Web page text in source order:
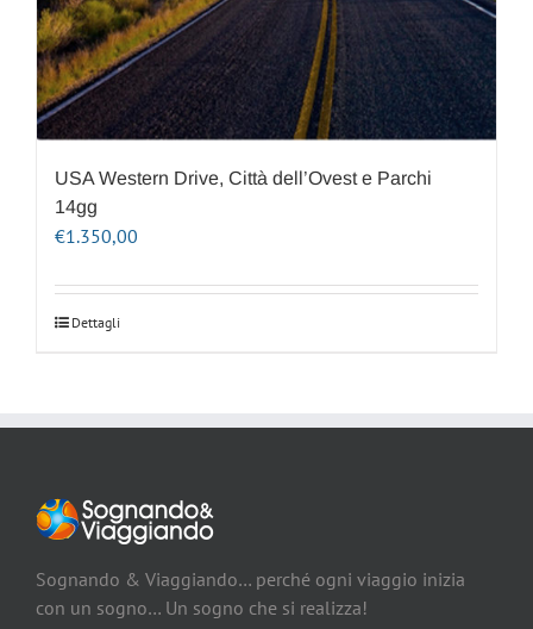
USA Western Drive, Città dell’Ovest e Parchi
14gg
€1.350,00
Dettagli
Sognando & Viaggiando… perché ogni viaggio inizia
con un sogno… Un sogno che si realizza!